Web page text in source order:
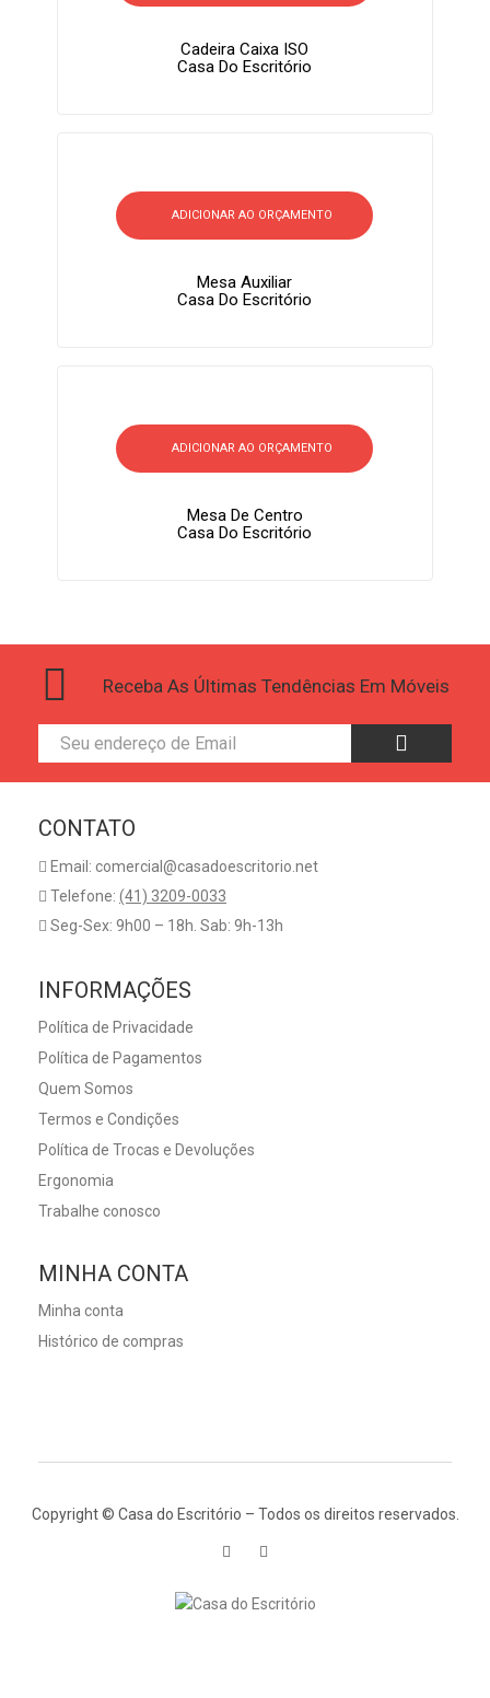
Cadeira Caixa ISO
Casa Do Escritório
ADICIONAR AO ORÇAMENTO
Mesa Auxiliar
Casa Do Escritório
ADICIONAR AO ORÇAMENTO
Mesa De Centro
Casa Do Escritório
Receba As Últimas Tendências Em Móveis
CONTATO
Email: comercial@casadoescritorio.net
Telefone: (41) 3209-0033
Seg-Sex: 9h00 – 18h. Sab: 9h-13h
INFORMAÇÕES
Política de Privacidade
Política de Pagamentos
Quem Somos
Termos e Condições
Política de Trocas e Devoluções
Ergonomia
Trabalhe conosco
MINHA CONTA
Minha conta
Histórico de compras
Copyright © Casa do Escritório – Todos os direitos reservados.